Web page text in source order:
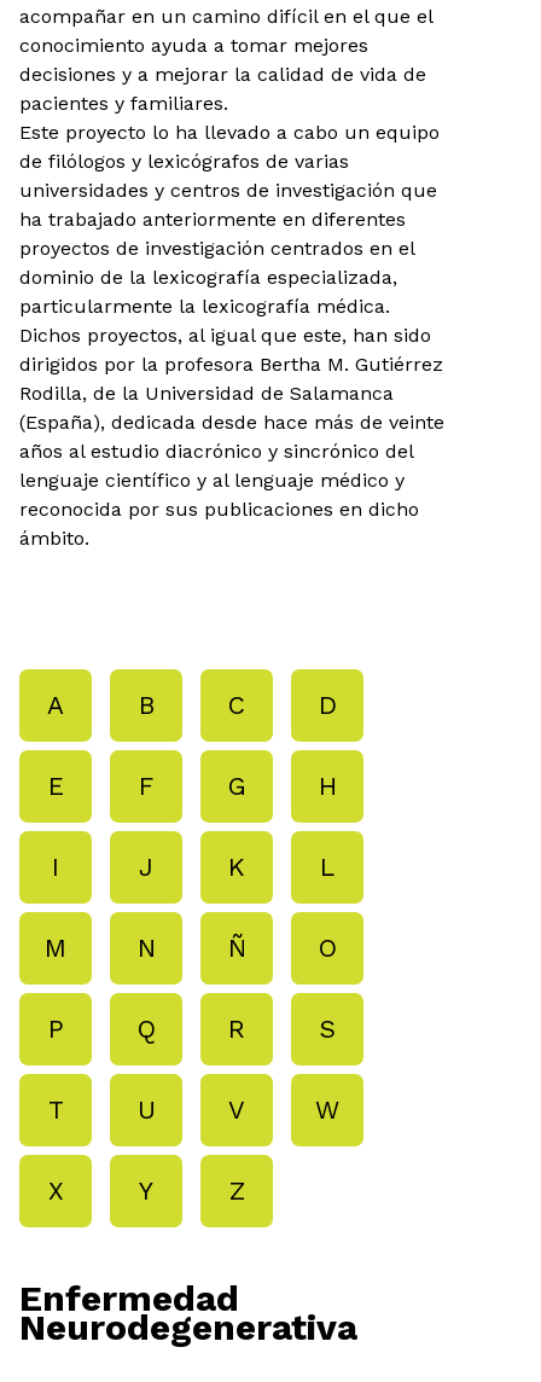
acompañar en un camino difícil en el que el
conocimiento ayuda a tomar mejores
decisiones y a mejorar la calidad de vida de
pacientes y familiares.
Este proyecto lo ha llevado a cabo un equipo
de filólogos y lexicógrafos de varias
universidades y centros de investigación que
ha trabajado anteriormente en diferentes
proyectos de investigación centrados en el
dominio de la lexicografía especializada,
particularmente la lexicografía médica.
Dichos proyectos, al igual que este, han sido
dirigidos por la profesora Bertha M. Gutiérrez
Rodilla, de la Universidad de Salamanca
(España), dedicada desde hace más de veinte
años al estudio diacrónico y sincrónico del
lenguaje científico y al lenguaje médico y
reconocida por sus publicaciones en dicho
ámbito.
A B C D
E F G H
I J K L
M N Ñ O
P Q R S
T U V W
X Y Z
Enfermedad
Neurodegenerativa